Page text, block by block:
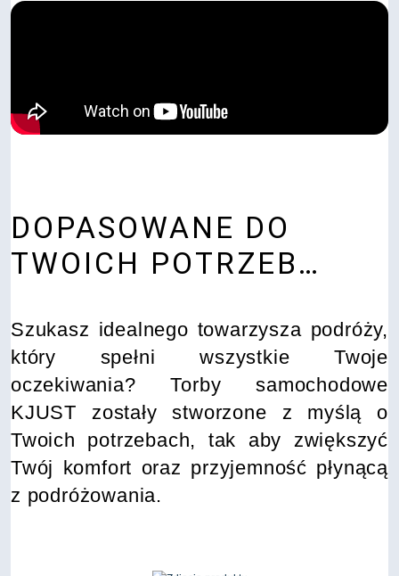
DOPASOWANE DO
TWOICH POTRZEB…
Szukasz idealnego towarzysza podróży,
który spełni wszystkie Twoje
oczekiwania? Torby samochodowe
KJUST zostały stworzone z myślą o
Twoich potrzebach, tak aby zwiększyć
Twój komfort oraz przyjemność płynącą
z podróżowania.